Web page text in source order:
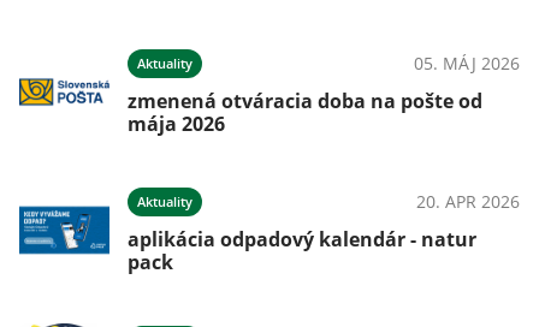
Aktuality 05. MÁJ 2026
zmenená otváracia doba na pošte od
mája 2026
Aktuality 20. APR 2026
aplikácia odpadový kalendár - natur
pack